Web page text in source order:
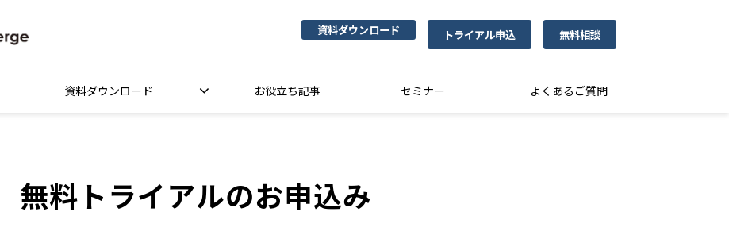
資料ダウンロード トライアル申込 無料相談
資料ダウンロード お役立ち記事 セミナー よくあるご質問
無料トライアルのお申込み